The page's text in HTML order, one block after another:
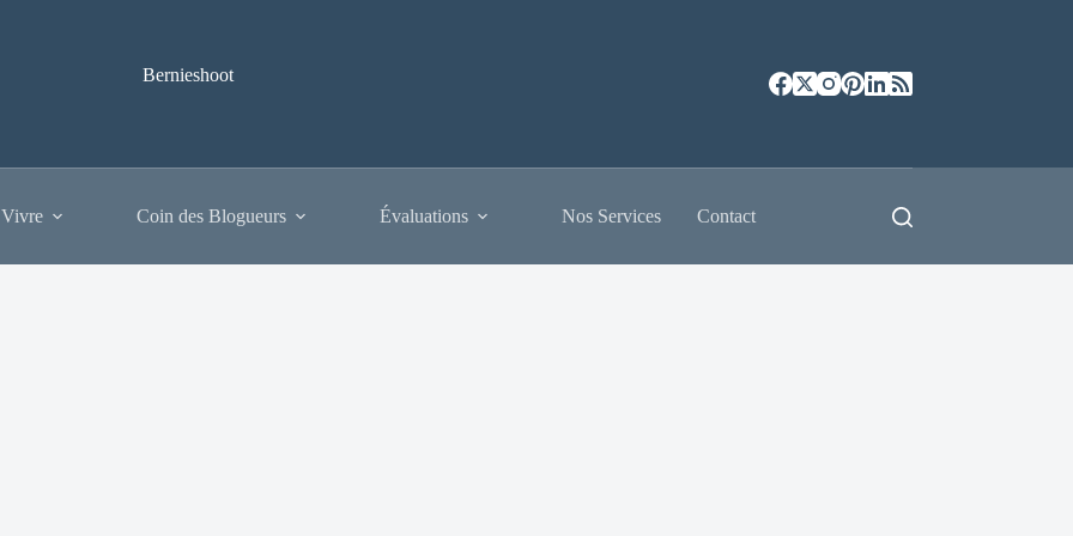
Bernieshoot
Coin des Blogueurs Évaluations Nos Services Contact